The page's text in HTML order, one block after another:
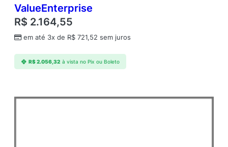
d
e
ValueEnterprise
R$ 2.164,55
em até 3x de R$ 721,52 sem juros
R$2.056,32 à vista no Pix ou Boleto